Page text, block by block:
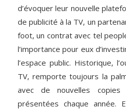
d’évoquer leur nouvelle
de publicité à la TV, un
foot, un contrat avec tel
l’importance pour eux
l’espace public. Historique,
TV, remporte toujours la
avec de nouvelles copies
présentées chaque année.